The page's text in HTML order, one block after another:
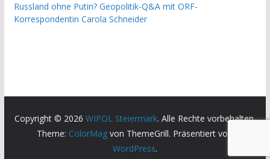
Russland ohne Putin? Geopolitik-Q&A mit ORF-
Korrespondentin Carola Schneider
Copyright © 2026 WIPOL Steiermark. Alle Rechte vorbehalten.
Theme: ColorMag von ThemeGrill. Präsentiert von
WordPress.